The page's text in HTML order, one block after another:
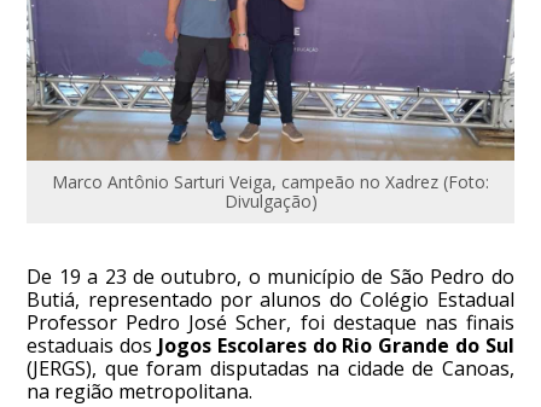
Marco Antônio Sarturi Veiga, campeão no Xadrez (Foto:
Divulgação)
De 19 a 23 de outubro, o município de São Pedro do
Butiá, representado por alunos do Colégio Estadual
Professor Pedro José Scher, foi destaque nas finais
estaduais dos Jogos Escolares do Rio Grande do Sul
(JERGS), que foram disputadas na cidade de Canoas,
na região metropolitana.